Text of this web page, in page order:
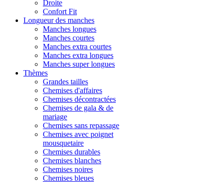
Droite
Confort Fit
Longueur des manches
Manches longues
Manches courtes
Manches extra courtes
Manches extra longues
Manches super longues
Thèmes
Grandes tailles
Chemises d'affaires
Chemises décontractées
Chemises de gala & de
mariage
Chemises sans repassage
Chemises avec poignet
mousquetaire
Chemises durables
Chemises blanches
Chemises noires
Chemises bleues